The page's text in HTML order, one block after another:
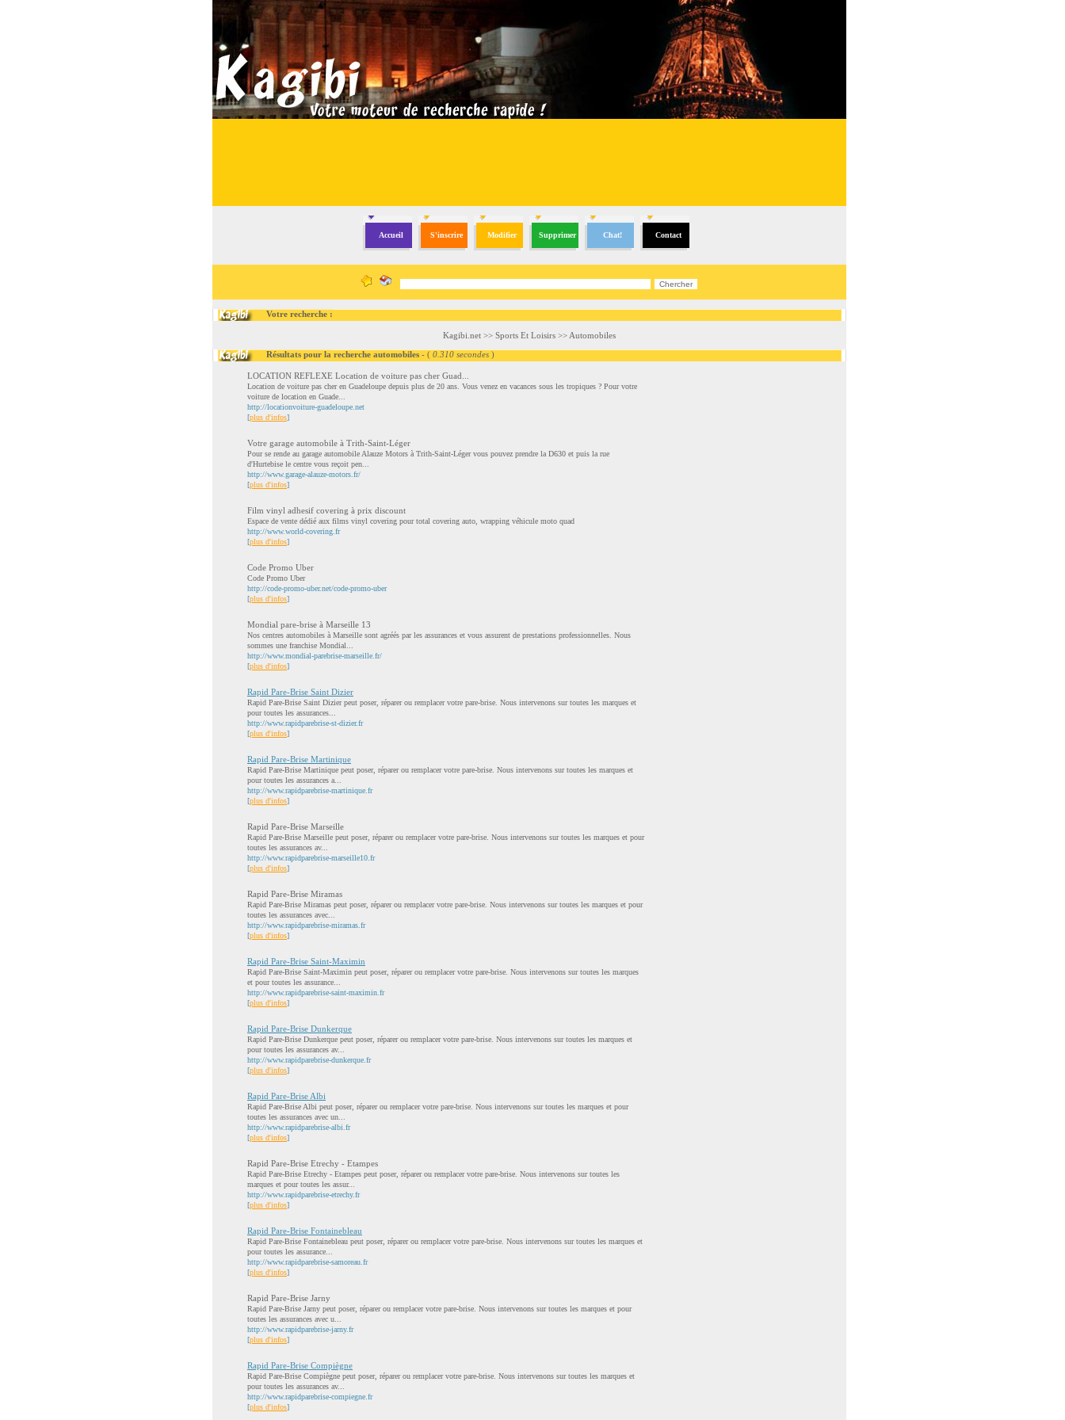
Accueil S'inscrire Modifier Supprimer Chat! Contact
Votre recherche :
Kagibi.net >> Sports Et Loisirs >> Automobiles
Résultats pour la recherche automobiles - ( 0.310 secondes )
LOCATION REFLEXE Location de voiture pas cher Guad...
Location de voiture pas cher en Guadeloupe depuis plus de 20 ans. Vous venez en vacances sous les tropiques ? Pour votre
voiture de location en Guade...
http://locationvoiture-guadeloupe.net
[plus d'infos]
Votre garage automobile à Trith-Saint-Léger
Pour se rende au garage automobile Alauze Motors à Trith-Saint-Léger vous pouvez prendre la D630 et puis la rue
d'Hurtebise le centre vous reçoit pen...
http://www.garage-alauze-motors.fr/
[plus d'infos]
Film vinyl adhesif covering à prix discount
Espace de vente dédié aux films vinyl covering pour total covering auto, wrapping véhicule moto quad
http://www.world-covering.fr
[plus d'infos]
Code Promo Uber
Code Promo Uber
http://code-promo-uber.net/code-promo-uber
[plus d'infos]
Mondial pare-brise à Marseille 13
Nos centres automobiles à Marseille sont agréés par les assurances et vous assurent de prestations professionnelles. Nous
sommes une franchise Mondial...
http://www.mondial-parebrise-marseille.fr/
[plus d'infos]
Rapid Pare-Brise Saint Dizier
Rapid Pare-Brise Saint Dizier peut poser, réparer ou remplacer votre pare-brise. Nous intervenons sur toutes les marques et
pour toutes les assurances...
http://www.rapidparebrise-st-dizier.fr
[plus d'infos]
Rapid Pare-Brise Martinique
Rapid Pare-Brise Martinique peut poser, réparer ou remplacer votre pare-brise. Nous intervenons sur toutes les marques et
pour toutes les assurances a...
http://www.rapidparebrise-martinique.fr
[plus d'infos]
Rapid Pare-Brise Marseille
Rapid Pare-Brise Marseille peut poser, réparer ou remplacer votre pare-brise. Nous intervenons sur toutes les marques et pour
toutes les assurances av...
http://www.rapidparebrise-marseille10.fr
[plus d'infos]
Rapid Pare-Brise Miramas
Rapid Pare-Brise Miramas peut poser, réparer ou remplacer votre pare-brise. Nous intervenons sur toutes les marques et pour
toutes les assurances avec...
http://www.rapidparebrise-miramas.fr
[plus d'infos]
Rapid Pare-Brise Saint-Maximin
Rapid Pare-Brise Saint-Maximin peut poser, réparer ou remplacer votre pare-brise. Nous intervenons sur toutes les marques
et pour toutes les assurance...
http://www.rapidparebrise-saint-maximin.fr
[plus d'infos]
Rapid Pare-Brise Dunkerque
Rapid Pare-Brise Dunkerque peut poser, réparer ou remplacer votre pare-brise. Nous intervenons sur toutes les marques et
pour toutes les assurances av...
http://www.rapidparebrise-dunkerque.fr
[plus d'infos]
Rapid Pare-Brise Albi
Rapid Pare-Brise Albi peut poser, réparer ou remplacer votre pare-brise. Nous intervenons sur toutes les marques et pour
toutes les assurances avec un...
http://www.rapidparebrise-albi.fr
[plus d'infos]
Rapid Pare-Brise Etrechy - Etampes
Rapid Pare-Brise Etrechy - Etampes peut poser, réparer ou remplacer votre pare-brise. Nous intervenons sur toutes les
marques et pour toutes les assur...
http://www.rapidparebrise-etrechy.fr
[plus d'infos]
Rapid Pare-Brise Fontainebleau
Rapid Pare-Brise Fontainebleau peut poser, réparer ou remplacer votre pare-brise. Nous intervenons sur toutes les marques et
pour toutes les assurance...
http://www.rapidparebrise-samoreau.fr
[plus d'infos]
Rapid Pare-Brise Jarny
Rapid Pare-Brise Jarny peut poser, réparer ou remplacer votre pare-brise. Nous intervenons sur toutes les marques et pour
toutes les assurances avec u...
http://www.rapidparebrise-jarny.fr
[plus d'infos]
Rapid Pare-Brise Compiègne
Rapid Pare-Brise Compiègne peut poser, réparer ou remplacer votre pare-brise. Nous intervenons sur toutes les marques et
pour toutes les assurances av...
http://www.rapidparebrise-compiegne.fr
[plus d'infos]